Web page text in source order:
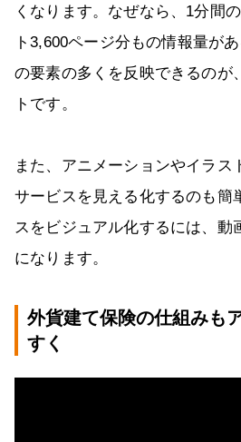
くなります。なぜなら、1分間
ト3,600ページ分もの情報量が
の要素の多くを反映できるのが
トです。
また、アニメーションやイラス
サービスを見える化するのも簡
スをビジュアル化するには、動
になります。
外貨建て保険の仕組みも
すく